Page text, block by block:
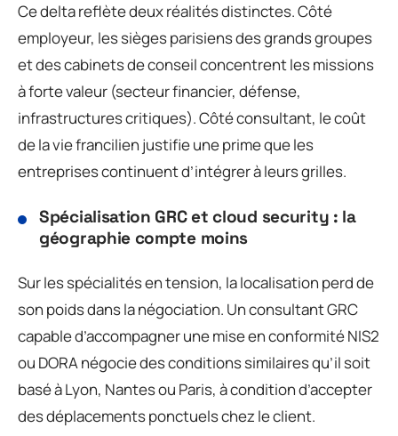
Ce delta reflète deux réalités distinctes. Côté
employeur, les sièges parisiens des grands groupes
et des cabinets de conseil concentrent les missions
à forte valeur (secteur financier, défense,
infrastructures critiques). Côté consultant, le coût
de la vie francilien justifie une prime que les
entreprises continuent d’intégrer à leurs grilles.
Spécialisation GRC et cloud security : la
géographie compte moins
Sur les spécialités en tension, la localisation perd de
son poids dans la négociation. Un consultant GRC
capable d’accompagner une mise en conformité NIS2
ou DORA négocie des conditions similaires qu’il soit
basé à Lyon, Nantes ou Paris, à condition d’accepter
des déplacements ponctuels chez le client.